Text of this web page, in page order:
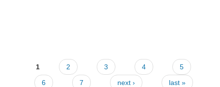
1 2 3 4
5
6
7 next › last »